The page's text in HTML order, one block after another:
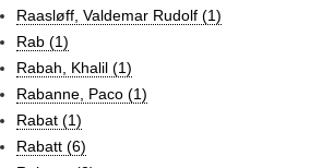
Raasløff, Valdemar Rudolf (1)
Rab (1)
Rabah, Khalil (1)
Rabanne, Paco (1)
Rabat (1)
Rabatt (6)